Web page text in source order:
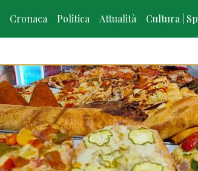
Cronaca Politica Attualità Cultura |